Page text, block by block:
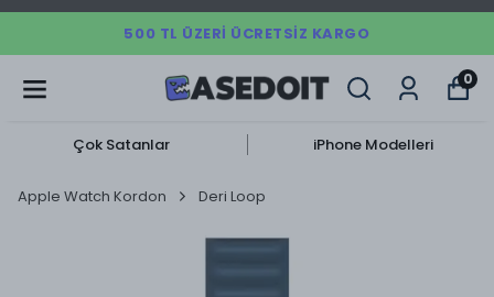
500 TL ÜZERI ÜCRETSIZ KARGO
0
Çok Satanlar iPhone Modelleri
Apple Watch Kordon Deri Loop